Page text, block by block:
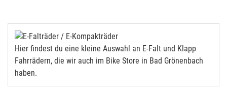
Hier findest du eine kleine Auswahl an E-Falt und Klapp
Fahrrädern, die wir auch im Bike Store in Bad Grönenbach
haben.